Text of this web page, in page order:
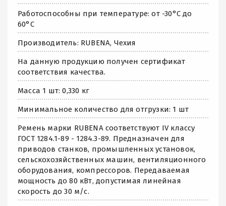
Работоспособны при температуре: от -30°C до
60°C
Производитель: RUBENA, Чехия
На данную продукцию получен сертификат
соответствия качества.
Масса 1 шт: 0,330 кг
Минимальное количество для отгрузки: 1 шт
Ремень марки RUBENA соответствуют IV классу
ГОСТ 1284.1-89 - 1284.3-89. Предназначен для
приводов станков, промышленных установок,
сельскохозяйственных машин, вентиляционного
оборудования, компрессоров. Передаваемая
мощность до 80 кВт, допустимая линейная
скорость до 30 м/с.